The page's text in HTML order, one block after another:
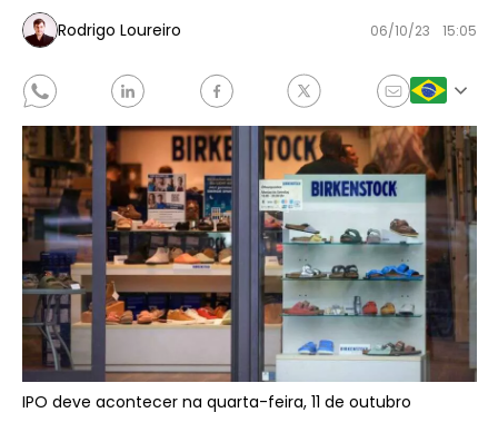
Rodrigo Loureiro 06/10/23 15:05
IPO deve acontecer na quarta-feira, 11 de outubro